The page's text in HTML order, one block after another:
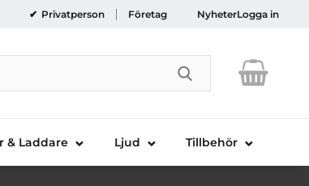
Privatperson Företag NyheterLogga in
Genomför
& Laddare Ljud Tillbehör